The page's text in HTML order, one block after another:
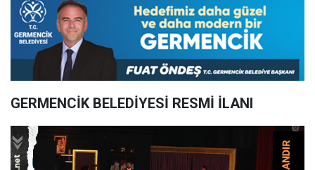
GERMENCİK BELEDİYESİ RESMİ İLANI